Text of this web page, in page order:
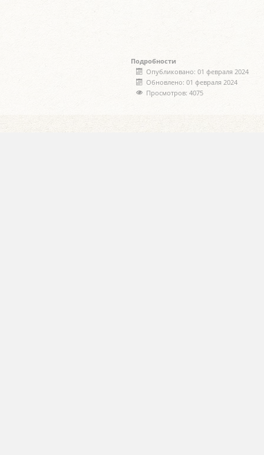
Подробности
Опубликовано: 01 февраля 2024
Обновлено: 01 февраля 2024
Просмотров: 4075